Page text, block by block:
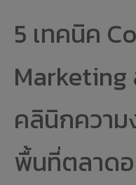
5 เทคนิค
Marketing
คลินิกความ
พื้นที่ตลาด